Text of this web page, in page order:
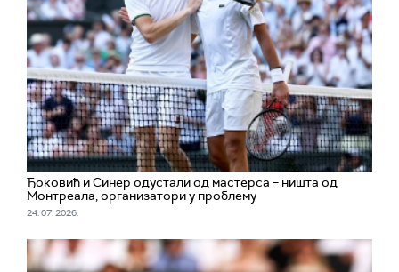
Ђоковић и Синер одустали од мастерса – ништа од
Монтреала, организатори у проблему
24. 07. 2026.